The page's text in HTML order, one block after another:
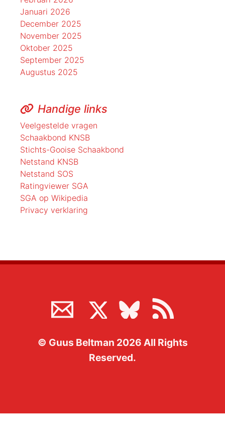
Januari 2026
December 2025
November 2025
Oktober 2025
September 2025
Augustus 2025
Handige links
Veelgestelde vragen
Schaakbond KNSB
Stichts-Gooise Schaakbond
Netstand KNSB
Netstand SOS
Ratingviewer SGA
SGA op Wikipedia
Privacy verklaring
© Guus Beltman 2026 All Rights
Reserved.